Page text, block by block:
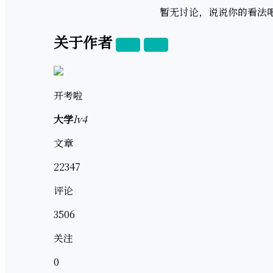
暂无讨论，说说你的看法
关于作者
开考啦
大学lv4
文章
22347
评论
3506
关注
0